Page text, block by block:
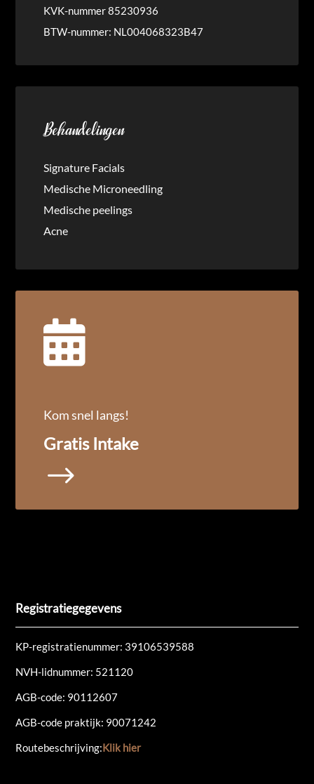
KVK-nummer 85230936
BTW-nummer: NL004068323B47
Behandelingen
Signature Facials
Medische Microneedling
Medische peelings
Acne

Kom snel langs!
Gratis Intake
$
Registratiegegevens
KP-registratienummer: 39106539588
NVH-lidnummer: 521120
AGB-code: 90112607
AGB-code praktijk: 90071242
Routebeschrijving:Klik hier